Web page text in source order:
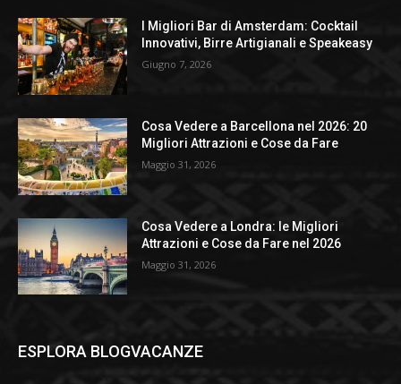
I Migliori Bar di Amsterdam: Cocktail
Innovativi, Birre Artigianali e Speakeasy
Giugno 7, 2026
Cosa Vedere a Barcellona nel 2026: 20
Migliori Attrazioni e Cose da Fare
Maggio 31, 2026
Cosa Vedere a Londra: le Migliori
Attrazioni e Cose da Fare nel 2026
Maggio 31, 2026
ESPLORA BLOGVACANZE